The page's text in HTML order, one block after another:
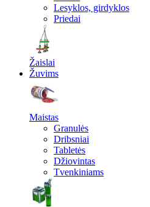
Lesyklos, girdyklos
Priedai
Žaislai
Žuvims
Maistas
Granulės
Dribsniai
Tabletės
Džiovintas
Tvenkiniams